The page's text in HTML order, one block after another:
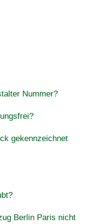
Nummer?
gekennzeichnet
Berlin Paris nicht